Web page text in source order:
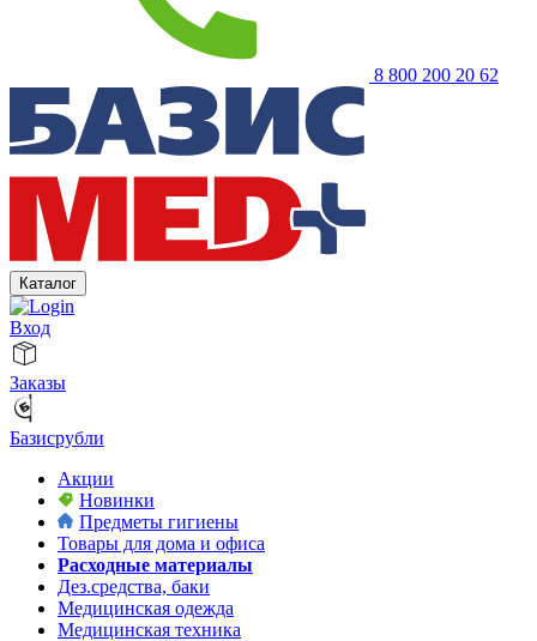
8 800 200 20 62
Каталог
Вход
Заказы
Базисрубли
Акции
Новинки
Предметы гигиены
Товары для дома и офиса
Расходные материалы
Дез.средства, баки
Медицинская одежда
Медицинская техника